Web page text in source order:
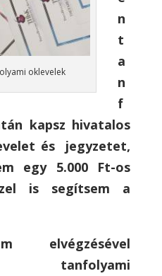
oklevelek
n
t
a
n
f
kapsz hivatalos
és jegyzetet,
egy 5.000 Ft-os
is segítsem a
elvégzésével
tanfolyami